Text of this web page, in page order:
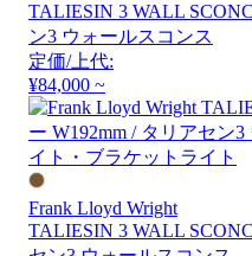
TALIESIN 3 WALL
ン3 ウォールスコンス
定価/上代:
¥84,000 ~
Frank Lloyd Wright
TALIESIN 3 WALL